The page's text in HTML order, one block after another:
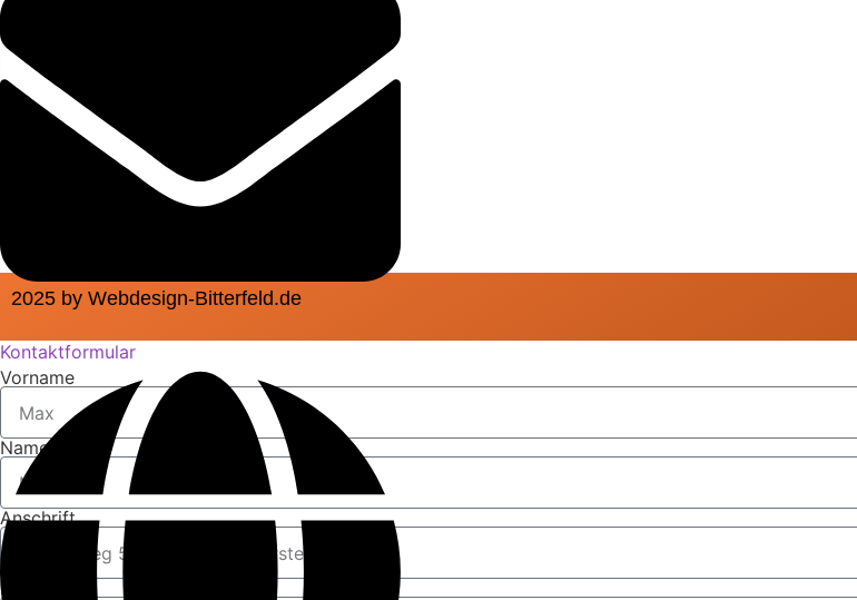
2025 by Webdesign-Bitterfeld.de
Vorname
Name
Anschrift
Email
Kontaktformular